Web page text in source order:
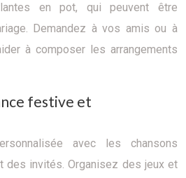
en pot, qui peuvent être
Demandez à vos amis ou à
à composer les arrangements
festive et
avec les chansons
des invités. Organisez des jeux et